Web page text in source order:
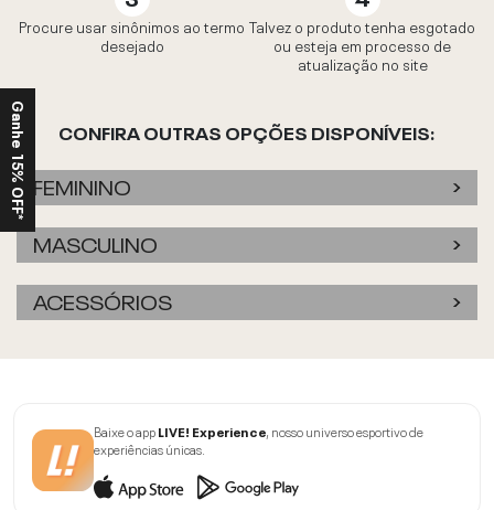
Procure usar sinônimos ao termo
desejado
Talvez o produto tenha esgotado
ou esteja em processo de
atualização no site
CONFIRA OUTRAS OPÇÕES DISPONÍVEIS:
FEMININO
MASCULINO
ACESSÓRIOS
Baixe o appLIVE! Experience, nosso universo esportivo de
experiências únicas.
Ganhe 15% OFF*